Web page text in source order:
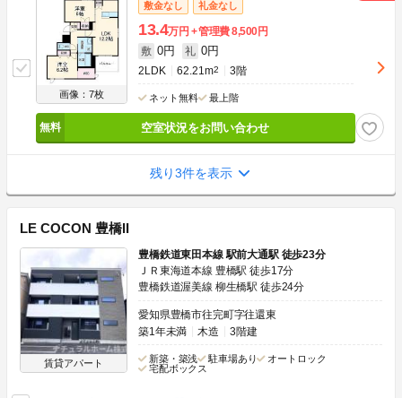
画像：7枚
敷金なし 礼金なし
13.4万円 管理費8,500円
敷 0円 礼 0円
2LDK 62.21m2 3階
ネット無料 最上階
空室状況をお問い合わせ
残り3件を表示
LE COCON 豊橋II
賃貸アパート
豊橋鉄道東田本線 駅前大通駅 徒歩23分
ＪＲ東海道本線 豊橋駅 徒歩17分
豊橋鉄道渥美線 柳生橋駅 徒歩24分
愛知県豊橋市往完町字往還東
築1年未満
木造 3階建
新築・築浅 駐車場あり
オートロック
宅配ボックス